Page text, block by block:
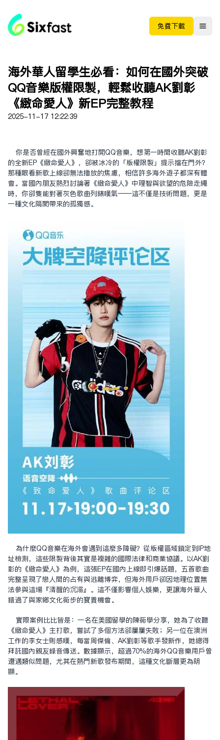
免费下载
海外華人留學生必看：如何在國外突破
QQ音樂版權限制，輕鬆收聽AK劉彰
《致命愛人》新EP完整教程
2025-11-17 12:22:39
你是否曾經在國外興奮地打開QQ音樂，想第一時間收聽AK劉彰
的全新EP《致命愛人》，卻被冰冷的「版權限制」提示擋在門外？
那種眼看新歌上線卻無法播放的焦慮，相信許多海外遊子都深有體
會。當國內朋友熱烈討論著《致命愛人》中理智與欲望的危險走繩
時，你卻只能對著灰色歌曲列表嘆氣——這不僅是技術問題，更是
一種文化隔閡帶來的孤獨感。
為什麼QQ音樂在海外會遇到這麼多障礙？從版權區域鎖定到IP地
址檢測，這些限制背後其實是複雜的國際法律和商業協議。以AK劉
彰的《致命愛人》為例，這張EP在國內上線即引爆話題，五首歌曲
完整呈現了戀人間的占有與逃離博弈，但海外用戶卻因地理位置無
法參與這場『清醒的沉溺』。這不僅影響個人娛樂，更讓海外華人
錯過了與家鄉文化同步的寶貴機會。
實際案例比比皆是：一名在美國留學的陳同學分享，她為了收聽
《致命愛人》主打歌，嘗試了多個方法卻屢屢失敗；另一位在澳洲
工作的李女士則感嘆，每當周杰倫、AK劉彰等歌手發新作，她總得
拜託國內親友錄音傳送。數據顯示，超過70%的海外QQ音樂用戶曾
遭遇類似問題，尤其在熱門新歌發布期間，這種文化斷層更為明
顯。